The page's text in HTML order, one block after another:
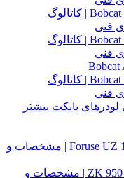
مینی لودر بابکت Bobcat S185 | کاتالوگ
فنی
مینی لودر بابکت Bobcat S130 | کاتالوگ
فنی
مینی لودر بابکت Bobcat S300 | کاتالوگ
فنی
لودرهای بابکت بیشتر
مینی لودر فوریوز Foruse UZ 1020 | مشخصات و
مینی لودر زرین کوپال ZK 950 | مشخصات و